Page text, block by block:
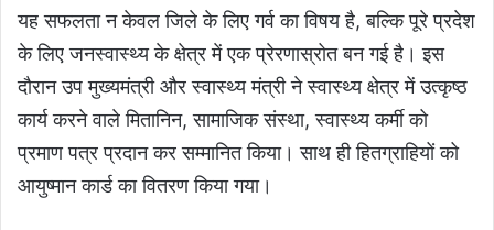
यह सफलता न केवल जिले के लिए गर्व का विषय है, बल्कि पूरे प्रदेश
के लिए जनस्वास्थ्य के क्षेत्र में एक प्रेरणास्रोत बन गई है। इस
दौरान उप मुख्यमंत्री और स्वास्थ्य मंत्री ने स्वास्थ्य क्षेत्र में उत्कृष्ठ
कार्य करने वाले मितानिन, सामाजिक संस्था, स्वास्थ्य कर्मी को
प्रमाण पत्र प्रदान कर सम्मानित किया। साथ ही हितग्राहियों को
आयुष्मान कार्ड का वितरण किया गया।